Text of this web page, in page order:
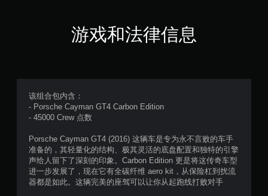
星
，
5
游戏和法律信息
该组合包内含：
- Porsche Cayman GT4 Carbon Edition
- 45000 Crew 点数
Porsche Cayman GT4 (2016) 这辆车是专为永不言败的车手
准备的，其轻量化的结构、极其灵活的底盘配置和独特的引擎
声给人留下了深刻的印象。Carbon Edition 更是将这传奇车型
进一步发展了，现在它有全碳纤维 aero kit，从保险杠到扰流
器都是如此。这辆完美的座驾可以让你从起跑线打败对手